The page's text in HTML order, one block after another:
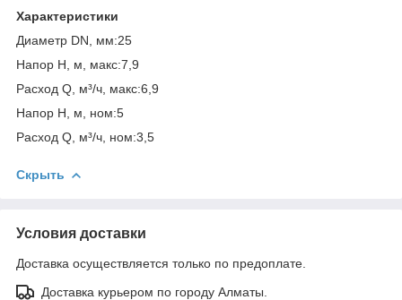
Характеристики
Диаметр DN, мм:25
Напор H, м, макс:7,9
Расход Q, м³/ч, макс:6,9
Напор H, м, ном:5
Расход Q, м³/ч, ном:3,5
Скрыть
Условия доставки
Доставка осуществляется только по предоплате.
Доставка курьером по городу Алматы.